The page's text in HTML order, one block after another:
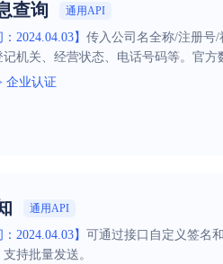
查询 通用API
2024.04.03】 传入公司名全称/注册号
记机关、经营状态、电话号码等。官
企业认证
通用API
2024.04.03】 可通过接口自定义签名
持批量发送。